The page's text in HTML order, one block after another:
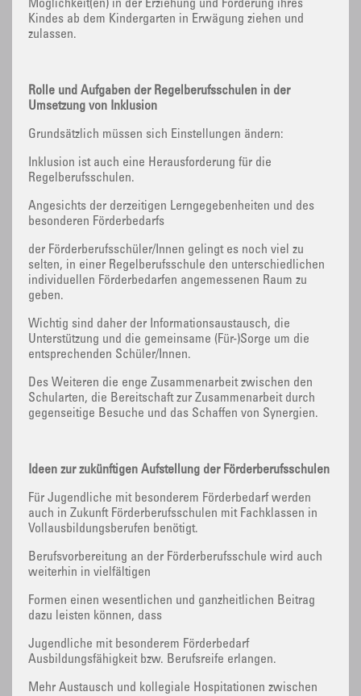
Möglichkeit(en) in der Erziehung und Förderung ihres
Kindes ab dem Kindergarten in Erwägung ziehen und
zulassen.
Rolle und Aufgaben der Regelberufsschulen in der
Umsetzung von Inklusion
Grundsätzlich müssen sich Einstellungen ändern:
Inklusion ist auch eine Herausforderung für die
Regelberufsschulen.
Angesichts der derzeitigen Lerngegebenheiten und des
besonderen Förderbedarfs
der Förderberufsschüler/Innen gelingt es noch viel zu
selten, in einer Regelberufsschule den unterschiedlichen
individuellen Förderbedarfen angemessenen Raum zu
geben.
Wichtig sind daher der Informationsaustausch, die
Unterstützung und die gemeinsame (Für-)Sorge um die
entsprechenden Schüler/Innen.
Des Weiteren die enge Zusammenarbeit zwischen den
Schularten, die Bereitschaft zur Zusammenarbeit durch
gegenseitige Besuche und das Schaffen von Synergien.
Ideen zur zukünftigen Aufstellung der Förderberufsschulen
Für Jugendliche mit besonderem Förderbedarf werden
auch in Zukunft Förderberufsschulen mit Fachklassen in
Vollausbildungsberufen benötigt.
Berufsvorbereitung an der Förderberufsschule wird auch
weiterhin in vielfältigen
Formen einen wesentlichen und ganzheitlichen Beitrag
dazu leisten können, dass
Jugendliche mit besonderem Förderbedarf
Ausbildungsfähigkeit bzw. Berufsreife erlangen.
Mehr Austausch und kollegiale Hospitationen zwischen